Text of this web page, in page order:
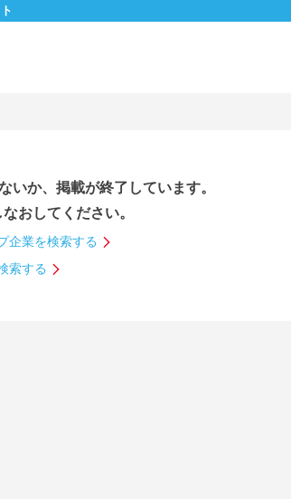
いか、掲載が終了しています。
おしてください。
企業を検索する
索する